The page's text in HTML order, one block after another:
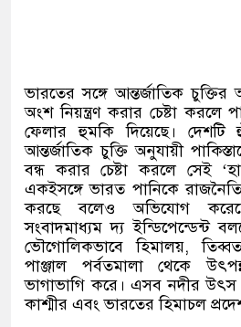
ভারতের সঙ্গে আন্তর্জাতিক চুক্তির
অংশ নিয়ন্ত্রণ করার চেষ্টা করলে
ফেলার হুমকি দিয়েছে। দেশটি
আন্তর্জাতিক চুক্তি অনুযায়ী
বন্ধ করার চেষ্টা করলে সেই‘
একইসঙ্গে ভারত পানিকে
করছে বলেও অভিযোগ করেছে
সংবাদমাধ্যম দ্য ইন্ডিপেন্ডেন্ট
ভৌগোলিকভাবে হিমালয়,
পাঞ্জাল পর্বতমালা থেকে
ভাগাভাগি করে। এসব নদীর উৎস
কাশ্মীর এবং ভারতের হিমাচল